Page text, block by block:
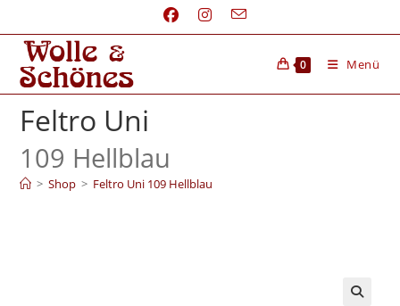
0 Menü
Feltro Uni
109 Hellblau
> Shop > Feltro Uni 109 Hellblau